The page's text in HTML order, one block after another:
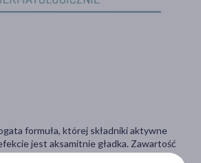
formuła, której składniki aktywne
jest aksamitnie gładka. Zawartość
poprawia wygląd, napięcie i nawilżenie